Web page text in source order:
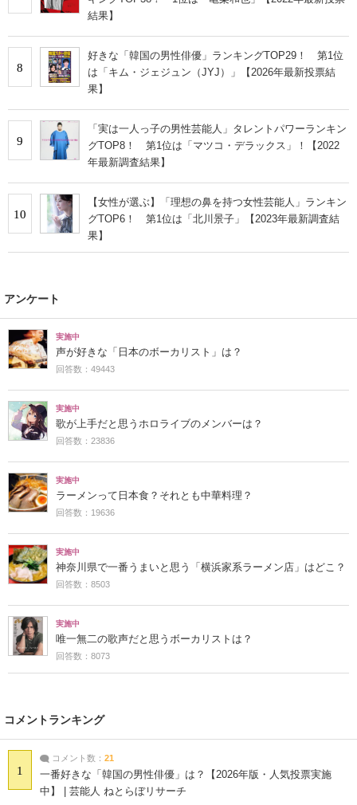
結果】
8
好きな「韓国の男性俳優」ランキングTOP29！ 第1位
は「キム・ジェジュン（JYJ）」【2026年最新投票結
果】
9
「実は一人っ子の男性芸能人」タレントパワーランキン
グTOP8！ 第1位は「マツコ・デラックス」！【2022
年最新調査結果】
10
【女性が選ぶ】「理想の鼻を持つ女性芸能人」ランキン
グTOP6！ 第1位は「北川景子」【2023年最新調査結
果】
アンケート
実施中
声が好きな「日本のボーカリスト」は？
回答数：49443
実施中
歌が上手だと思うホロライブのメンバーは？
回答数：23836
実施中
ラーメンって日本食？それとも中華料理？
回答数：19636
実施中
神奈川県で一番うまいと思う「横浜家系ラーメン店」はどこ？
回答数：8503
実施中
唯一無二の歌声だと思うボーカリストは？
回答数：8073
コメントランキング
1
コメント数： 21
一番好きな「韓国の男性俳優」は？【2026年版・人気投票実施
中】 | 芸能人 ねとらぼリサーチ